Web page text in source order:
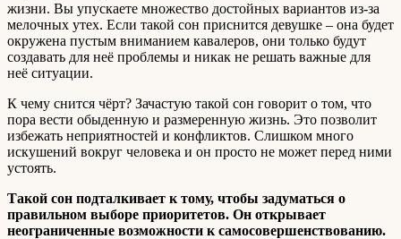
жизни. Вы упускаете множество достойных вариантов из-за
мелочных утех. Если такой сон приснится девушке – она будет
окружена пустым вниманием кавалеров, они только будут
создавать для неё проблемы и никак не решать важные для
неё ситуации.
К чему снится чёрт? Зачастую такой сон говорит о том, что
пора вести обыденную и размеренную жизнь. Это позволит
избежать неприятностей и конфликтов. Слишком много
искушений вокруг человека и он просто не может перед ними
устоять.
Такой сон подталкивает к тому, чтобы задуматься о
правильном выборе приоритетов. Он открывает
неограниченные возможности к самосовершенствованию.